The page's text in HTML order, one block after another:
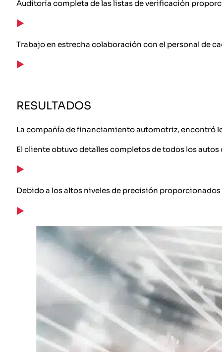
Auditoría completa de las listas de verificación
Trabajo en estrecha colaboración con el personal de
RESULTADOS
La compañía de financiamiento automotriz, encontró
El cliente obtuvo detalles completos de todos los
Debido a los altos niveles de precisión